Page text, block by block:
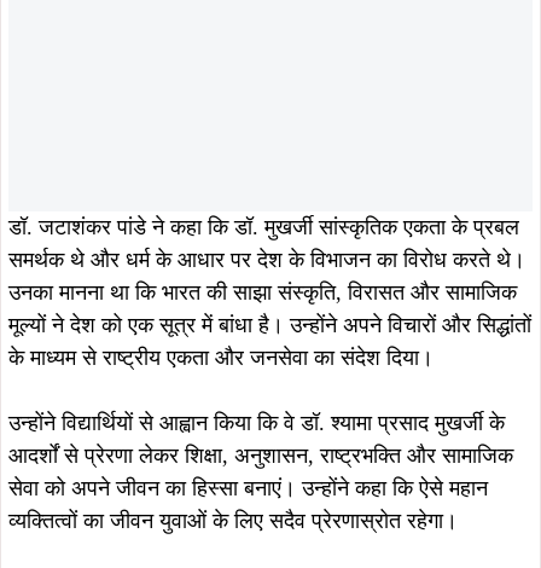
डॉ. जटाशंकर पांडे ने कहा कि डॉ. मुखर्जी सांस्कृतिक एकता के प्रबल
समर्थक थे और धर्म के आधार पर देश के विभाजन का विरोध करते थे।
उनका मानना था कि भारत की साझा संस्कृति, विरासत और सामाजिक
मूल्यों ने देश को एक सूत्र में बांधा है। उन्होंने अपने विचारों और सिद्धांतों
के माध्यम से राष्ट्रीय एकता और जनसेवा का संदेश दिया।
उन्होंने विद्यार्थियों से आह्वान किया कि वे डॉ. श्यामा प्रसाद मुखर्जी के
आदर्शों से प्रेरणा लेकर शिक्षा, अनुशासन, राष्ट्रभक्ति और सामाजिक
सेवा को अपने जीवन का हिस्सा बनाएं। उन्होंने कहा कि ऐसे महान
व्यक्तित्वों का जीवन युवाओं के लिए सदैव प्रेरणास्रोत रहेगा।